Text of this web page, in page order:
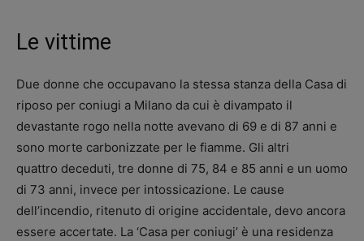
Le vittime
Due donne che occupavano la stessa stanza della Casa di
riposo per coniugi a Milano da cui è divampato il
devastante rogo nella notte avevano di 69 e di 87 anni e
sono morte carbonizzate per le fiamme. Gli altri
quattro deceduti, tre donne di 75, 84 e 85 anni e un uomo
di 73 anni, invece per intossicazione. Le cause
dell’incendio, ritenuto di origine accidentale, devo ancora
essere accertate. La ‘Casa per coniugi’ è una residenza